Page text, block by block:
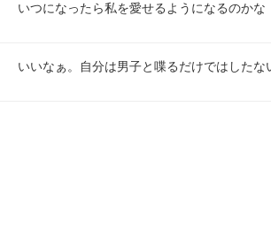
いつになったら私を愛せるようになるのかな
いいなぁ。自分は男子と喋るだけではした